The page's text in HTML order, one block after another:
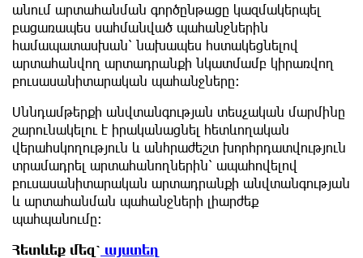
անում արտահանման գործընթացը կազմակերպել
բացառապես սահմանված պահանջներին
համապատասխան՝ նախապես հստակեցնելով
արտահանվող արտադրանքի նկատմամբ կիրառվող
բուսասանիտարական պահանջները։
Սննդամթերքի անվտանգության տեսչական մարմինը
շարունակելու է իրականացնել հետևողական
վերահսկողություն և անհրաժեշտ խորհրդատվություն
տրամադրել արտահանողներին՝ ապահովելով
բուսասանիտարական արտադրանքի անվտանգության
և արտահանման պահանջների լիարժեք
պահպանումը։
Հետևեք մեզ՝ այստեղ